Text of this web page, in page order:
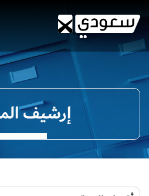
إرشيف